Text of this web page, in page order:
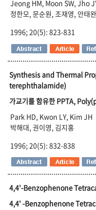
Jeong HM, Moon SW, Jho
정한모, 문순원, 조재영, 안태완
1996; 20(5): 823-831
Synthesis and Thermal
terephthalamide)
가교기를 함유한 PPTA,
Park HD, Kwon LY, Kim JH
박해대, 권이영, 김지홍
1996; 20(5): 832-838
4,4'-Benzophenone
4,4' -Benzophenone